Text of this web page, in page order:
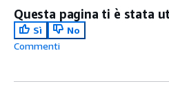
Questa pagina ti è stata
Sì
No
Commenti